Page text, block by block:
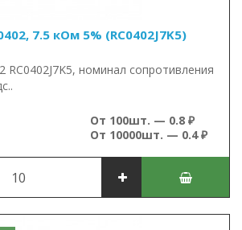
7.5 кОм 5% (RC0402J7K5)
RC0402J7K5, номинал сопротивления
От 100шт. — 0.8 ₽
От 10000шт. — 0.4 ₽